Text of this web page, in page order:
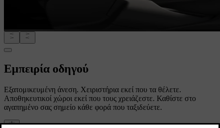
Εμπειρία οδηγού
Εξατομικευμένη άνεση. Χειριστήρια εκεί που τα θέλετε.
Αποθηκευτικοί χώροι εκεί που τους χρειάζεστε. Καθίστε στο
αγαπημένο σας σημείο κάθε φορά που ταξιδεύετε.